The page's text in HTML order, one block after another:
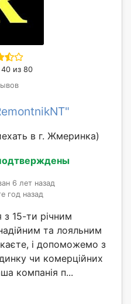
40 из 80
в г. Жмеринка)
6 лет назад
год назад
з 15-ти річним
та лояльним
і допоможемо з
чи комерційних
компанія п...